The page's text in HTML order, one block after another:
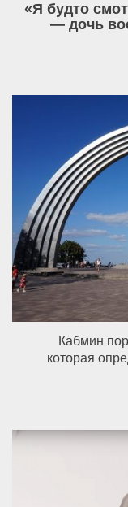
«Я будто
— дочь
Кабмин
которая